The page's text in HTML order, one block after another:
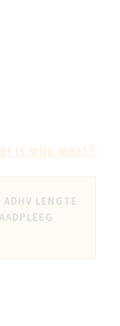
is mijn maat?
LENGTE